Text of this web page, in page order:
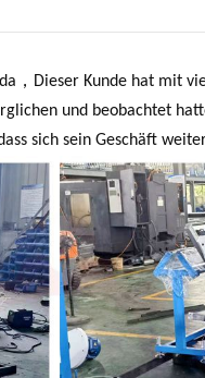
， Dieser Kunde hat mit
und beobachtet
sich sein Geschäft